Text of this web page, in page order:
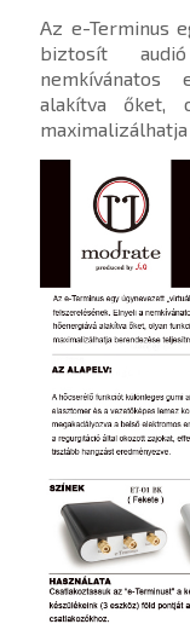
Az e-Terminus
biztosít
nemkívánatos
alakítva őket,